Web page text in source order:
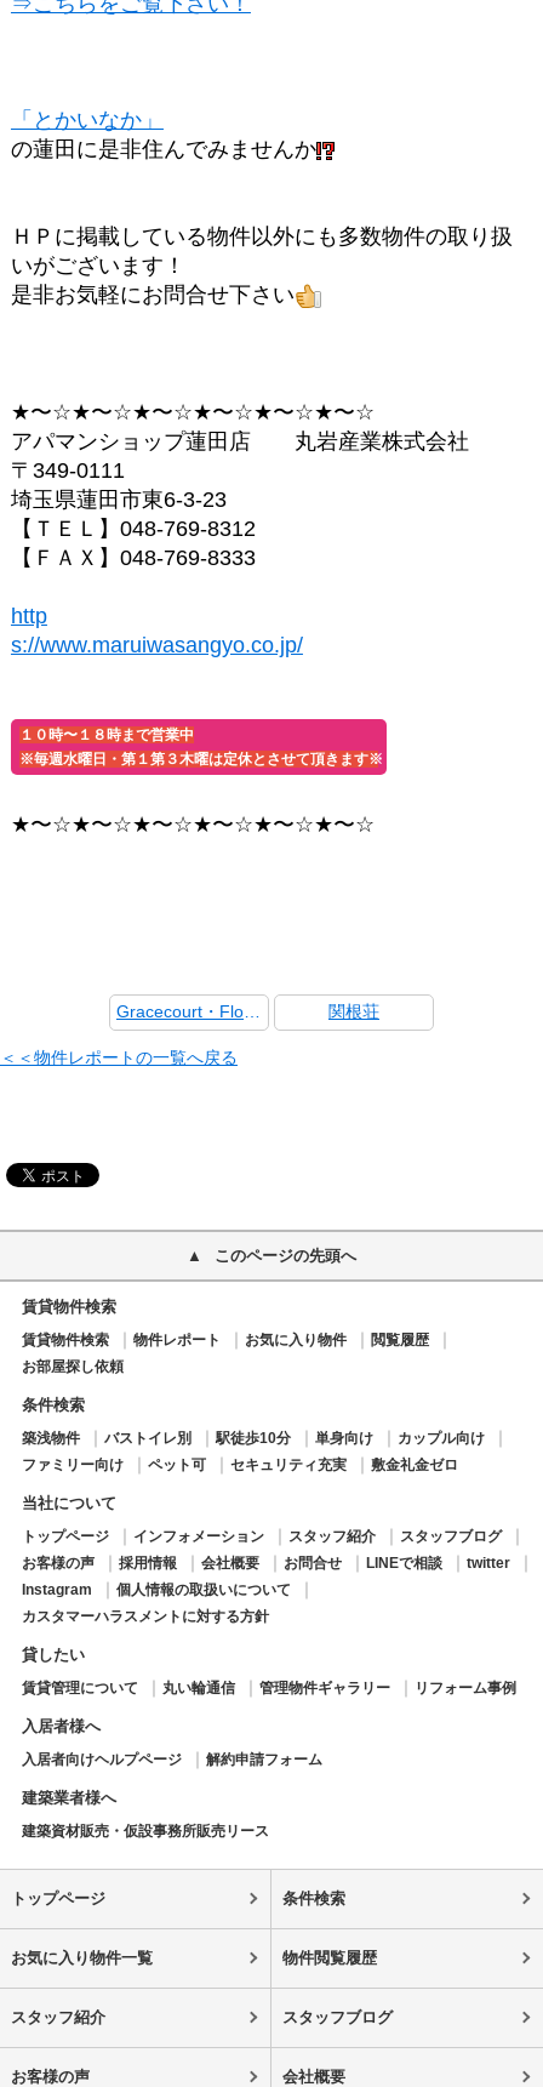
「とかいなか」
の蓮田に是非住んでみませんか
ＨＰに掲載している物件以外にも多数物件の取り扱
いがございます！
是非お気軽にお問合せ下さい
★〜☆★〜☆★〜☆★〜☆★〜☆★〜☆
アパマンショップ蓮田店 丸岩産業株式会社
〒349-0111
埼玉県蓮田市東6-3-23
【ＴＥＬ】048-769-8312
【ＦＡＸ】048-769-8333
http
s://www.maruiwasangyo.co.jp/
１０時〜１８時まで営業中
※毎週水曜日・第１第３木曜は定休とさせて頂きます※
★〜☆★〜☆★〜☆★〜☆★〜☆★〜☆
関根荘
＜＜物件レポートの一覧へ戻る
このページの先頭へ
賃貸物件検索
賃貸物件検索 物件レポート お気に入り物件
閲覧履歴
お部屋探し依頼
条件検索
築浅物件 バストイレ別 駅徒歩10分 単身向け
カップル向け
ファミリー向け
ペット可 セキュリティ充実 敷金礼金ゼロ
当社について
トップページ インフォメーション スタッフ紹介
スタッフブログ
お客様の声
採用情報 会社概要 お問合せ LINEで相談
twitter
Instagram
個人情報の取扱いについて
カスタマーハラスメントに対する方針
貸したい
賃貸管理について 丸い輪通信 管理物件ギャラリー リフォーム事例
入居者様へ
入居者向けヘルプページ 解約申請フォーム
建築業者様へ
建築資材販売・仮設事務所販売リース
トップページ 条件検索
お気に入り物件一覧 物件閲覧履歴
スタッフ紹介 スタッフブログ
お客様の声 会社概要